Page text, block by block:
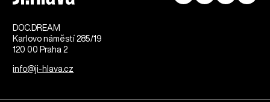
DOC.DREAM​
Karlovo náměstí 285/19
120 00 Praha 2
info@ji-hlava.cz